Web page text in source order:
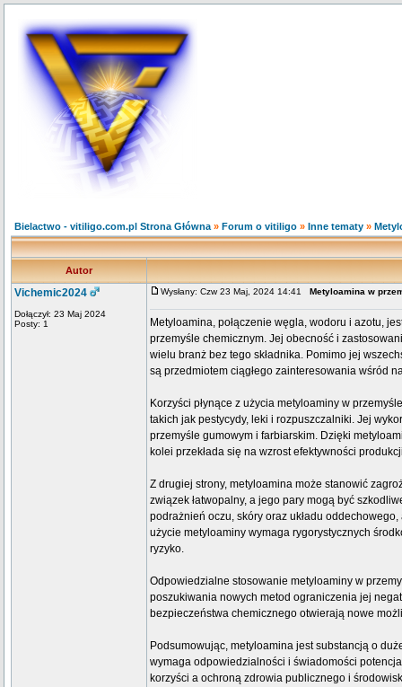
Bielactwo - vitiligo.com.pl Strona Główna » Forum o vitiligo » Inne tematy »
Autor
Vichemic2024
Dołączył: 23 Maj 2024
Posty: 1
Wysłany: Czw 23 Maj, 2024 14:41 Metyloamina w
Metyloamina, połączenie węgla, wodoru i azotu,
przemyśle chemicznym. Jej obecność i
wielu branż bez tego składnika. Pomimo jej
są przedmiotem ciągłego zainteresowania wśród
Korzyści płynące z użycia metyloaminy w
takich jak pestycydy, leki i rozpuszczalniki. Jej
przemyśle gumowym i farbiarskim. Dzięki
kolei przekłada się na wzrost efektywności
Z drugiej strony, metyloamina może stanowić
związek łatwopalny, a jego pary mogą być
podrażnień oczu, skóry oraz układu
użycie metyloaminy wymaga rygorystycznych
ryzyko.
Odpowiedzialne stosowanie metyloaminy w
poszukiwania nowych metod ograniczenia jej
bezpieczeństwa chemicznego otwierają nowe
Podsumowując, metyloamina jest substancją o
wymaga odpowiedzialności i świadomości
korzyści a ochroną zdrowia publicznego i